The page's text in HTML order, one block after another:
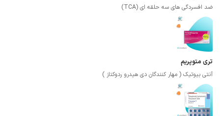
ضد افسردگی های سه حلقه ای (TCA)
تری متوپریم
آنتی بیوتیک ( مهار کنندگان دی هیدرو ردوکتاز )